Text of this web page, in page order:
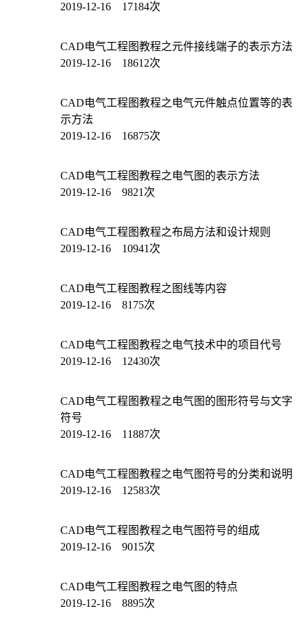
2019-12-16 17184次
CAD电气工程图教程之元件接线端子的表示方法
2019-12-16 18612次
CAD电气工程图教程之电气元件触点位置等的表
示方法
2019-12-16 16875次
CAD电气工程图教程之电气图的表示方法
2019-12-16 9821次
CAD电气工程图教程之布局方法和设计规则
2019-12-16 10941次
CAD电气工程图教程之图线等内容
2019-12-16 8175次
CAD电气工程图教程之电气技术中的项目代号
2019-12-16 12430次
CAD电气工程图教程之电气图的图形符号与文字
符号
2019-12-16 11887次
CAD电气工程图教程之电气图符号的分类和说明
2019-12-16 12583次
CAD电气工程图教程之电气图符号的组成
2019-12-16 9015次
CAD电气工程图教程之电气图的特点
2019-12-16 8895次